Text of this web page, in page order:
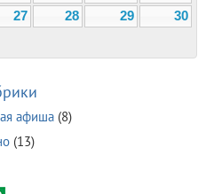
27 28 29
30
афиша (8)
(13)